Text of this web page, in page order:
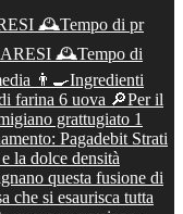
🕰Tempo di pr